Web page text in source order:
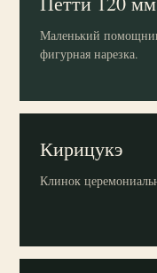
Маленький
фигурная нарезка.
Кирицукэ
Клинок